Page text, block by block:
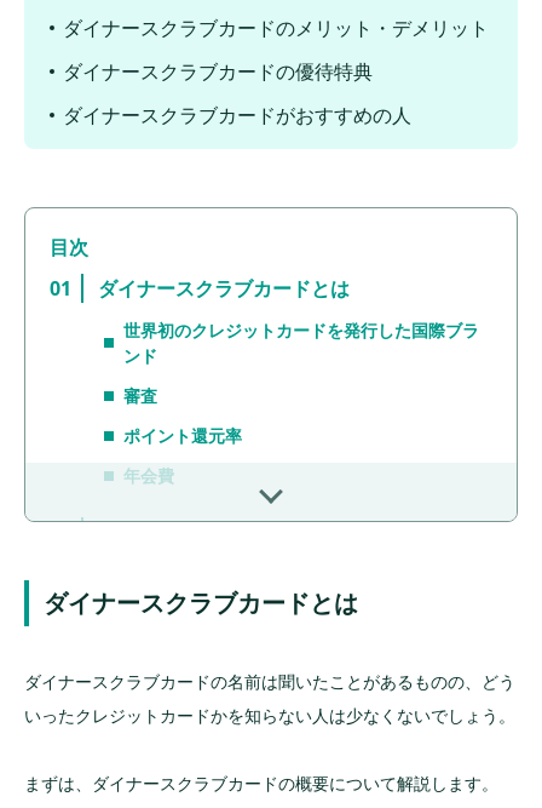
ダイナースクラブカードのメリット・デメリット
ダイナースクラブカードの優待特典
ダイナースクラブカードがおすすめの人
ダイナースクラブカードとは
世界初のクレジットカードを発行した国際ブラ
ンド
審査
ポイント還元率
年会費
付帯特典や保険が充実している
ポイントに有効期限がない
ダイナースクラブカードのデメリット
ダイナースクラブカードとは
ダイナースクラブカードの名前は聞いたことがあるものの、どう
いったクレジットカードかを知らない人は少なくないでしょう。
まずは、ダイナースクラブカードの概要について解説します。